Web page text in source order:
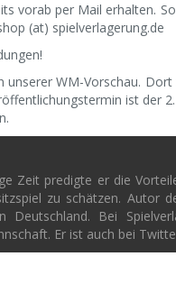
vorab per Mail erhalten.
(at) spielverlagerung.de
unserer WM-Vorschau.
ist der
Zeit predigte er die
zu schätzen. Autor
Deutschland. Bei
Er ist auch bei